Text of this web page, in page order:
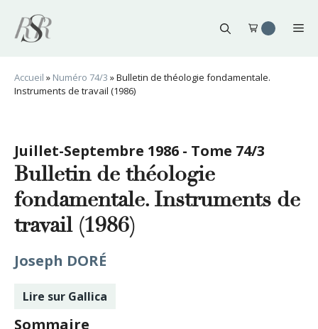
contenu
Accueil » Numéro 74/3 »Bulletin de théologie fondamentale.
Instruments de travail (1986)
Juillet-Septembre 1986 - Tome 74/3
Bulletin de théologie
fondamentale. Instruments de
travail (1986)
Joseph DORÉ
Lire sur Gallica
Sommaire